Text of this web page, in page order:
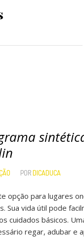
PORDICADUCA
opção para lugares
Sua vida útil pode
cuidados básicos.
regar, adubar e